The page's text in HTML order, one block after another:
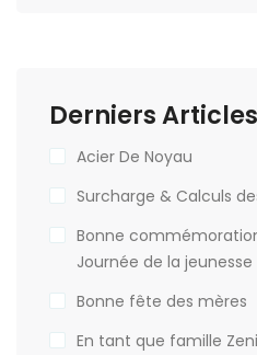
Derniers Articles
Acier De Noyau
Surcharge & Calculs
Bonne
Journée de la
Bonne fête des mères
En tant que famille